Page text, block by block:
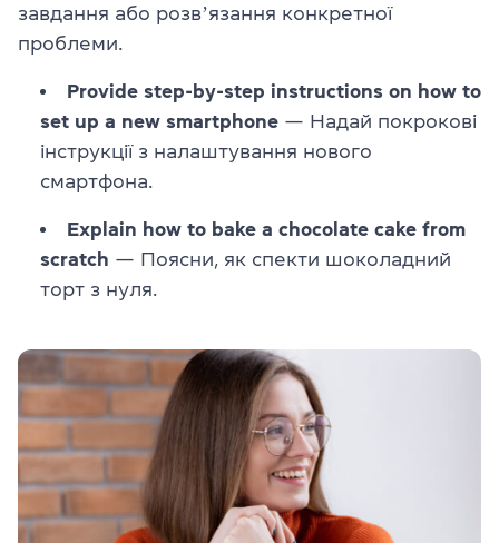
завдання або розвʼязання конкретної
проблеми.
Provide step-by-step instructions on how to
set up a new smartphone — Надай покрокові
інструкції з налаштування нового
смартфона.
Explain how to bake a chocolate cake from
scratch — Поясни, як спекти шоколадний
торт з нуля.